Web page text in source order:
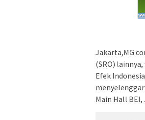
Jakarta,MG
(SRO)
Efek
Main Hall BEI,